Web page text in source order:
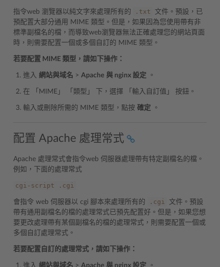
指令web 瀏覽器以純文字來處理所有的 .txt
文件。預設，已
預配置大部分通用 MIME 類型。但是，如果因為您使用帶有非
標準副檔名的檔，而導致web瀏覽器無法正確處理您的網站頁面
時，則需要配置一個或多個自訂的 MIME 類型。
若要配置 MIME 類型，請如下操作：
進入 網站與域名 > Apache 與 nginx 設定 。
在 「MIME」 「類型」 下，選擇 「輸入自訂值」 按鈕。
輸入或刪除所需的 MIME 類型，點按 確定 。
配置 Apache 處理常式
Apache 處理常式會指令web 伺服器處理帶有特定副檔名的檔。
例如，下面的處理常式
cgi-script .cgi
會指令 web 伺服器以 cgi 腳本來處理所有的 .cgi
文件。預設
帶有通用副檔名的檔的處理常式已預先配置好。但是，如果您想
要更改處理帶有某個副檔名的檔的處理常式，則需要配置一個或
多個自訂處理常式。
若要配置自訂的處理常式，請如下操作：
進入 網站與域名 > Apache 與 nginx 設定 。